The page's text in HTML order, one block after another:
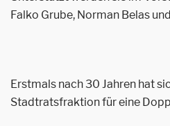
Falko Grube, Norman Belas
Erstmals nach 30 Jahren hat
Stadtratsfraktion für eine